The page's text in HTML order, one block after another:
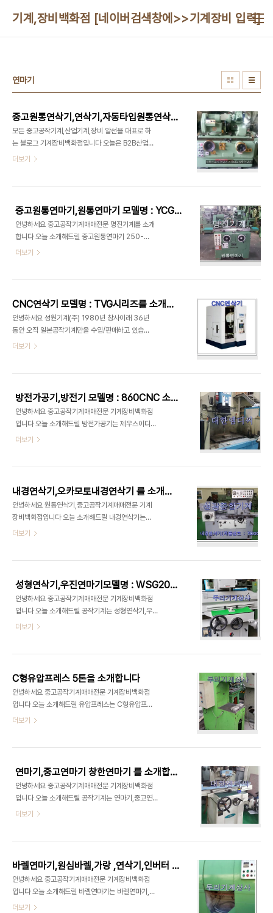
기계,장비백화점 [네이버검색창에>>기계장비 입
연마기
중고원통연삭기,연삭기,자동타입원통연삭기 매매,연삭기수리설치전문 태광정밀기계입니다
모든 중고공작기계,산업기계,장비 알선을 대표로 하
는 블로그 기계장비백화점입니다 오늘은 B2B산업계
선두주자 다아라기계장터에 등록된 공작기계 전문업
실 수 있습니다태광정밀기계 에서 판매하는 제품을
산업 다아라에서 한번 찾아볼까요 공작기계 매매전
문 태광정밀기계는 산업 다아라에 등록된 기업이며
산업 다아라에서 확인 가능합니다
http://mc.daara.co.kr 에서 공작금속,플라스틱
면 보다 더많은 정보를 보실 수 있습니다 제품번호를
실 수 있습니다 중..
더보기
중고원통연마기,원통연마기 모델명 : YCG-400 명진기계에서 상담해드립니다
안녕하세요 중고공작기계매매전문 명진기계를 소개
합니다 오늘 소개해드릴 중고원통연마기 250-
400 모델명 : YCG-400 이며 팔린 경우도 있습니
하실 수 있습니다 - 제품명 : 중고원통연마기 250-
400 - 제품번호 : 772183- 기본사양 : 수평밀링
(각치기) - 모델명 : YCG-400 - 제조사 : 영진 -
인도조건 : 상차도 - 제품상태 : 중고 - 판매처 : 명진
기계 교육기관 사용제품으로 실사용기간 1년 미만으
해보실수 있으며 직접확인 가능합니다 오늘 소개해
더보기
CNC연삭기 모델명 : TVG시리즈를 소개합니다
안녕하세요 성원기계(주) 1980년 창사이래 36년
동안 오직 일본공작기계만을 수입/판매하고 있습니
다. 수많은 납품실적, 다양한 현장경험을 통한 노하우
니다 성원기계(주) 취급품목 CNC연삭기 모델명 :
TVG시리즈 다아라기계장터 에서도 확인을 하실 수
있습니다 - 제품명 : [신제품] CNC연삭기/수직/척
타입 - [제품번호 : 737244] - 기본사양 : 내경
900mm까지의 작업 크기에 따라 TVG 시리즈를
계 > CNC연마기/연삭기 - 제조사 : TOYO - 제품
더보기
방전가공기,방전기 모델명 : 860CNC 소개합니다
안녕하세요 중고공작기계매매전문 기계장비백화점
입니다 오늘 소개해드릴 방전가공기는 제우스이디엠
에서 제작한 방전가공기,방전기 모델명 : 860CNC
씨 취급품목 방전가공기 모델명 : 860CNC는 다아
라기계장터 에서도 확인을하실 수 있습니다 - 제품명
: [중고기계] 방전가공기,방전기 - [제품번호 :
845439] - 기본사양 : 800×600 - 모델명 :
860cnc - 제품분류 : 금형·사출 > 방전가공기 -
상태 : 양호 제우스 방전기,방전가공기 860cnc
더보기
내경연삭기,오카모토내경연삭기 를 소개합니다
안녕하세요 원통연삭기,중고공작기계매매전문 기계
장비백화점입니다 오늘 소개해드릴 내경연삭기는
OKAMOTO에서 제작한 내경연삭기 모델명 : 오카
이해해 주시길 부탁 드립니다 성광종합기계 취급품
목 내경연삭기 모델명 : 오카모토내경연삭기 는 다아
라기계장터 에서도 확인을 하실 수 있습니다 - 제품
명 : [중고기계] 내경연삭기 - [제품번호 :
799307] - 기본사양 : 오까모토내경연삭기 - 모
삭기 - 제조사 : OKAMOTO - 인도조건 : 상차도 -
경연삭기..
더보기
성형연삭기,우진연마기모델명 : WSG2045을 소개합니다
안녕하세요 중고공작기계매매전문 기계장비백화점
입니다 오늘 소개해드릴 공작기계는 성형연삭기,우
진연마기모델명 : WSG2045을 소개합니다 성형연
기계상사 취급품목 성형연삭기,우진연마기모델명 :
WSG2045 다아라기계장터 에서도 확인을 하실 수
있습니다 - 제품명 : [중고기계] 성형연삭기.우진연
마기 - [제품번호 : 754086] - 기본사양 : 성형연
삭기,우진연마기 - 모델명 : WSG2045 - 제품분류
품상태 : B급 (성능 양호) 성형연삭기,우진연마기모
더보기
C형유압프레스 5톤을 소개합니다
안녕하세요 중고공작기계매매전문 기계장비백화점
입니다 오늘 소개해드릴 유압프레스는 C형유압프레
스 5톤입니다 C형유압프레스 5톤은중고공작기계
장터 에서도 확인을 하실 수 있습니다 - 제품명 : [중
고기계] C형유압프레스 5톤 - [제품번호 :
773164] - 기본사양 : C형유압프레스 5톤 - 모델
명 : C형유압프레스 5톤 - 제품분류 : 공작기계 > 유
압프레스 - 제품상태 : B급 (성능 양호) 조방크기
:400MM 수동 / 자동 겸용 기계전체 높이
..
더보기
연마기,중고연마기 창한연마기 를 소개합니다
안녕하세요 중고공작기계매매전문 기계장비백화점
입니다 오늘 소개해드릴 공작기계는 연마기,중고연
마기 창한연마기 입니다 연마기,중고연마기 창한연
마기,창한연마기 은 다아라기계장터 에서도 확인을
하실 수 있습니다 - 제품명 :[중고기계] 연마기,중고
연마기 - [제품번호 : 814811] - 기본사양 : 상태좋
아요 - 모델명 : 창한연마기 - 제품분류 : 공작기계/
연마기 - 제조년 : 2010년 - 제조사 : 창한연마기 -
더보기
바렐연마기,원심바렐,가랑 ,연삭기,인버터 장치 입니다
안녕하세요 중고공작기계매매전문 기계장비백화점
입니다 오늘 소개해드릴 바렐연마기는 바렐연마기,
원심바렐,가랑 ,연삭기,인버터 장치 입니다 바렐연마
더보기